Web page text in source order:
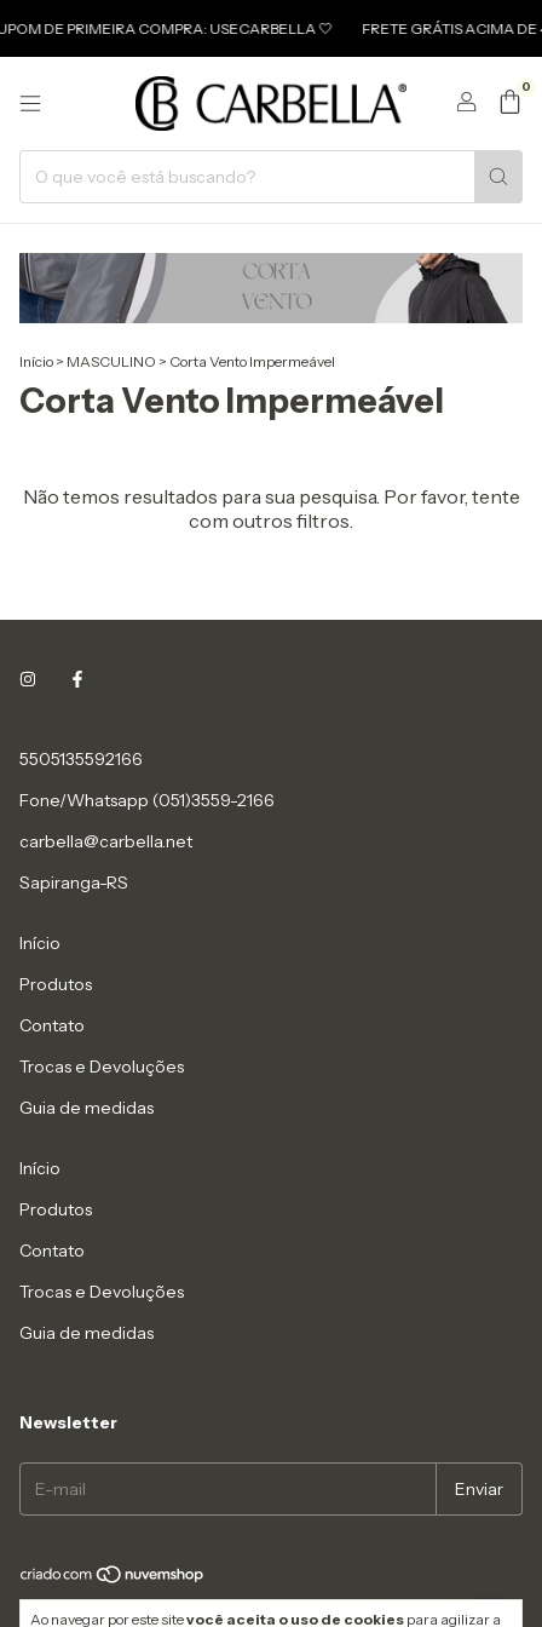
DE PRIMEIRA COMPRA: USECARBELLA 🤍 FRETE GRÁTIS ACIMA DE 499
0
Ao navegar por este sitevocê aceita o uso de cookies para agilizar a
Início > MASCULINO > Corta Vento Impermeável
Corta Vento Impermeável
Não temos resultados para sua pesquisa. Por favor, tente
com outros filtros.
5505135592166
Fone/Whatsapp (051)3559-2166
carbella@carbella.net
Sapiranga-RS
Início
Produtos
Contato
Trocas e Devoluções
Guia de medidas
Início
Produtos
Contato
Trocas e Devoluções
Guia de medidas
Newsletter
Copyright Carbella Oficial - 12402656000110 - 2026. Todos os direitos
reservados.